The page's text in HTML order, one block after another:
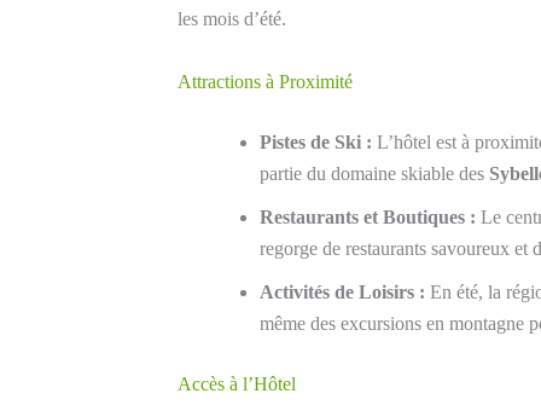
les mois d’été.
Attractions à Proximité
Pistes de Ski : L’hôtel est à
partie du domaine skiable des
Restaurants et Boutiques : Le
regorge de restaurants savoureux et
Activités de Loisirs : En été, la
même des excursions en montagne
Accès à l’Hôtel